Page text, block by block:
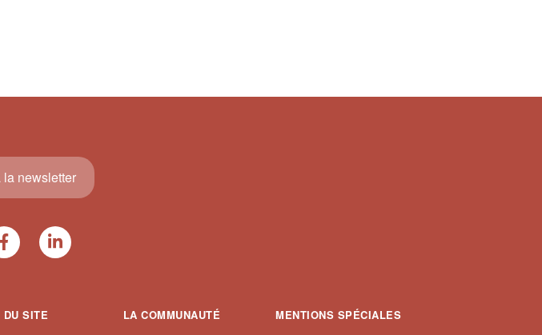
la newsletter
DU SITE LA COMMUNAUTÉ MENTIONS SPÉCIALES